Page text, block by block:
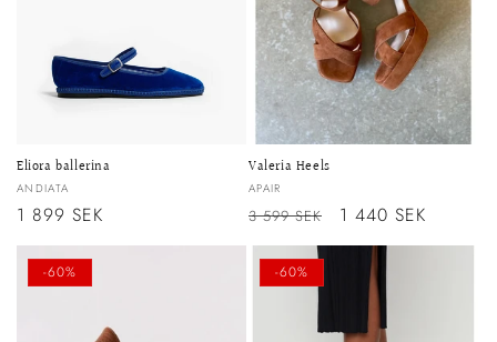
Eliora ballerina
Säljare:
ANDIATA
Ordinarie
pris
1 899 SEK
Valeria Heels
Säljare:
APAIR
Ordinarie
pris
3 599 SEK Försäljningspris
1 440 SEK
-60% -60%